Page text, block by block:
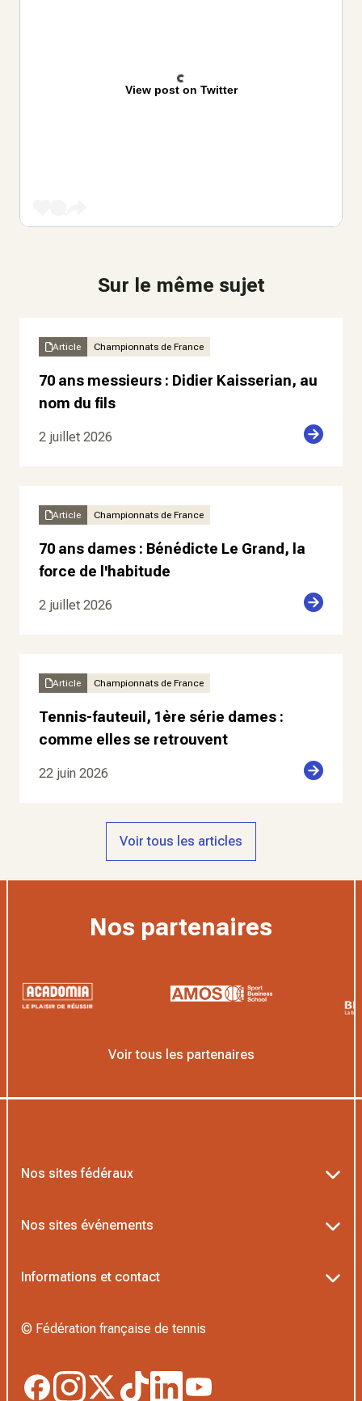
View post on Twitter
Sur le même sujet
Article Championnats de France
70 ans messieurs : Didier Kaisserian, au
nom du fils
2 juillet 2026
Article Championnats de France
70 ans dames : Bénédicte Le Grand, la
force de l'habitude
2 juillet 2026
Article Championnats de France
Tennis-fauteuil, 1ère série dames :
comme elles se retrouvent
22 juin 2026
Voir tous les articles
Nos partenaires
Voir tous les partenaires
Nos sites fédéraux
L’Institut Formation Tennis
Proshop FFT
Nos sites événements
Boutique Officielle
Informations et contact
Politique des cookies
© Fédération française de tennis